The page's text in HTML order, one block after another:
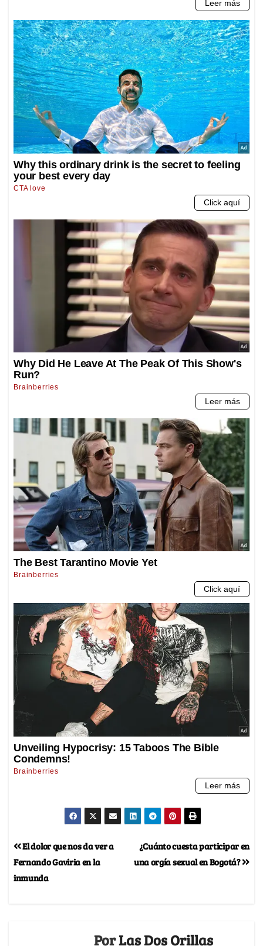
¿Cuánto cuesta participar en
una orgía sexual en Bogotá?
El dolor que nos da ver a
Fernando Gaviria en la
inmunda
PorLas Dos Orillas